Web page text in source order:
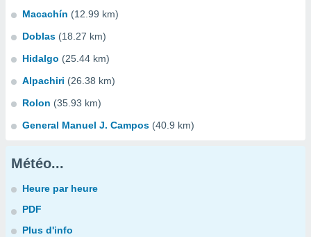
Macachín (12.99 km)
Doblas (18.27 km)
Hidalgo (25.44 km)
Alpachiri (26.38 km)
Rolon (35.93 km)
General Manuel J. Campos (40.9 km)
Météo...
Heure par heure
PDF
Plus d'info